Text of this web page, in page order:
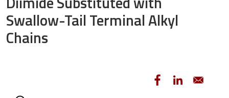
Swallow-Tail Terminal Alkyl
Chains